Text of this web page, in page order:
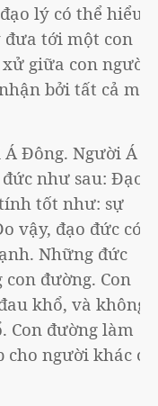
lý có thể hiểu
tới một con
giữa con người
bởi tất cả mọi
Đông. Người Á
như sau: Đạo
tốt như: sự
vậy, đạo đức có
Những đức
đường. Con
khổ, và không
Con đường làm
người khác có